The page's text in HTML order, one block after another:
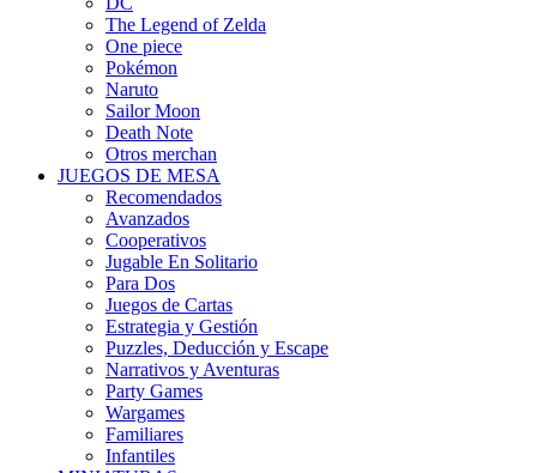
The Legend of Zelda
One piece
Pokémon
Naruto
Sailor Moon
Death Note
Otros merchan
JUEGOS DE MESA
Recomendados
Avanzados
Cooperativos
Jugable En Solitario
Para Dos
Juegos de Cartas
Estrategia y Gestión
Puzzles, Deducción y Escape
Narrativos y Aventuras
Party Games
Wargames
Familiares
Infantiles